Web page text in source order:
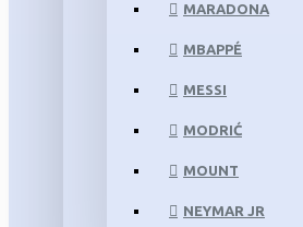
MARADONA
MBAPPÉ
MESSI
MODRIĆ
MOUNT
NEYMAR JR